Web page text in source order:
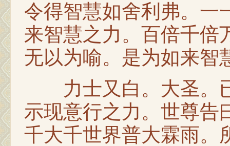
令得智慧如舍利弗。一
来智慧之力。百倍千倍
无以为喻。是为如来智
力士又白。大圣。
示现意行之力。世尊告
千大千世界普大霖雨。